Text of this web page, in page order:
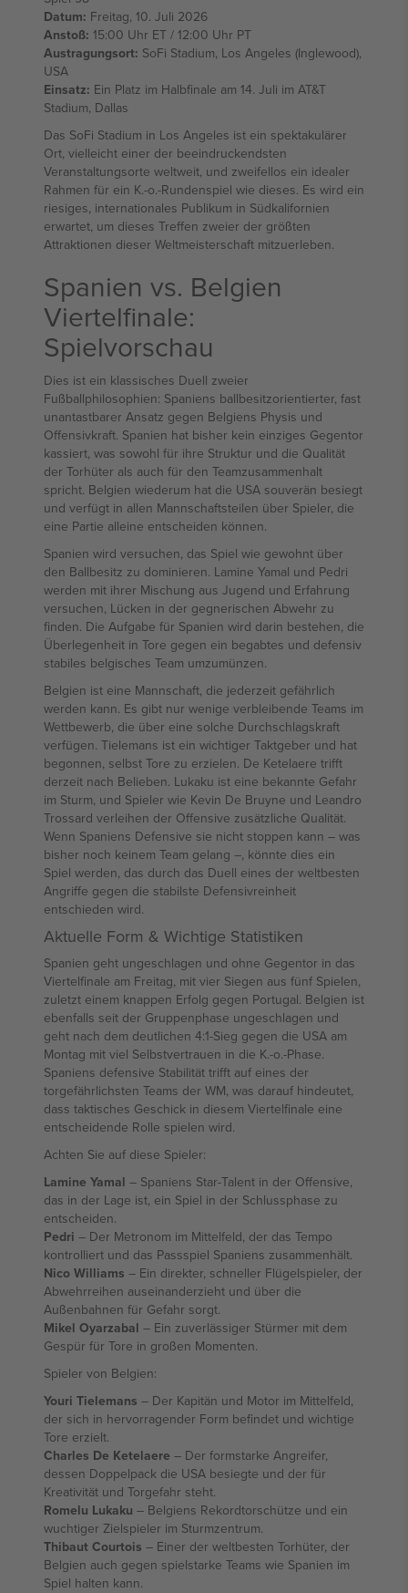
Datum: Freitag, 10. Juli 2026
Anstoß: 15:00 Uhr ET / 12:00 Uhr PT
Austragungsort: SoFi Stadium, Los Angeles (Inglewood),
USA
Einsatz: Ein Platz im Halbfinale am 14. Juli im AT&T
Stadium, Dallas
Das SoFi Stadium in Los Angeles ist ein spektakulärer
Ort, vielleicht einer der beeindruckendsten
Veranstaltungsorte weltweit, und zweifellos ein idealer
Rahmen für ein K.-o.-Rundenspiel wie dieses. Es wird ein
riesiges, internationales Publikum in Südkalifornien
erwartet, um dieses Treffen zweier der größten
Attraktionen dieser Weltmeisterschaft mitzuerleben.
Spanien vs. Belgien
Viertelfinale:
Spielvorschau
Dies ist ein klassisches Duell zweier
Fußballphilosophien: Spaniens ballbesitzorientierter, fast
unantastbarer Ansatz gegen Belgiens Physis und
Offensivkraft. Spanien hat bisher kein einziges Gegentor
kassiert, was sowohl für ihre Struktur und die Qualität
der Torhüter als auch für den Teamzusammenhalt
spricht. Belgien wiederum hat die USA souverän besiegt
und verfügt in allen Mannschaftsteilen über Spieler, die
eine Partie alleine entscheiden können.
Spanien wird versuchen, das Spiel wie gewohnt über
den Ballbesitz zu dominieren. Lamine Yamal und Pedri
werden mit ihrer Mischung aus Jugend und Erfahrung
versuchen, Lücken in der gegnerischen Abwehr zu
finden. Die Aufgabe für Spanien wird darin bestehen, die
Überlegenheit in Tore gegen ein begabtes und defensiv
stabiles belgisches Team umzumünzen.
Belgien ist eine Mannschaft, die jederzeit gefährlich
werden kann. Es gibt nur wenige verbleibende Teams im
Wettbewerb, die über eine solche Durchschlagskraft
verfügen. Tielemans ist ein wichtiger Taktgeber und hat
begonnen, selbst Tore zu erzielen. De Ketelaere trifft
derzeit nach Belieben. Lukaku ist eine bekannte Gefahr
im Sturm, und Spieler wie Kevin De Bruyne und Leandro
Trossard verleihen der Offensive zusätzliche Qualität.
Wenn Spaniens Defensive sie nicht stoppen kann – was
bisher noch keinem Team gelang –, könnte dies ein
Spiel werden, das durch das Duell eines der weltbesten
Angriffe gegen die stabilste Defensivreinheit
entschieden wird.
Aktuelle Form & Wichtige Statistiken
Spanien geht ungeschlagen und ohne Gegentor in das
Viertelfinale am Freitag, mit vier Siegen aus fünf Spielen,
zuletzt einem knappen Erfolg gegen Portugal. Belgien ist
ebenfalls seit der Gruppenphase ungeschlagen und
geht nach dem deutlichen 4:1-Sieg gegen die USA am
Montag mit viel Selbstvertrauen in die K.-o.-Phase.
Spaniens defensive Stabilität trifft auf eines der
torgefährlichsten Teams der WM, was darauf hindeutet,
dass taktisches Geschick in diesem Viertelfinale eine
entscheidende Rolle spielen wird.
Achten Sie auf diese Spieler:
Lamine Yamal – Spaniens Star-Talent in der Offensive,
das in der Lage ist, ein Spiel in der Schlussphase zu
entscheiden.
Pedri – Der Metronom im Mittelfeld, der das Tempo
kontrolliert und das Passspiel Spaniens zusammenhält.
Nico Williams – Ein direkter, schneller Flügelspieler, der
Abwehrreihen auseinanderzieht und über die
Außenbahnen für Gefahr sorgt.
Mikel Oyarzabal – Ein zuverlässiger Stürmer mit dem
Gespür für Tore in großen Momenten.
Spieler von Belgien:
Youri Tielemans – Der Kapitän und Motor im Mittelfeld,
der sich in hervorragender Form befindet und wichtige
Tore erzielt.
Charles De Ketelaere – Der formstarke Angreifer,
dessen Doppelpack die USA besiegte und der für
Kreativität und Torgefahr steht.
Romelu Lukaku – Belgiens Rekordtorschütze und ein
wuchtiger Zielspieler im Sturmzentrum.
Thibaut Courtois – Einer der weltbesten Torhüter, der
Belgien auch gegen spielstarke Teams wie Spanien im
Spiel halten kann.